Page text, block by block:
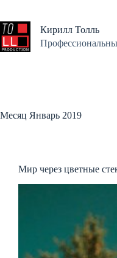
сути
Кирилл Толль
Месяц Январь 2019
Мир через цветные